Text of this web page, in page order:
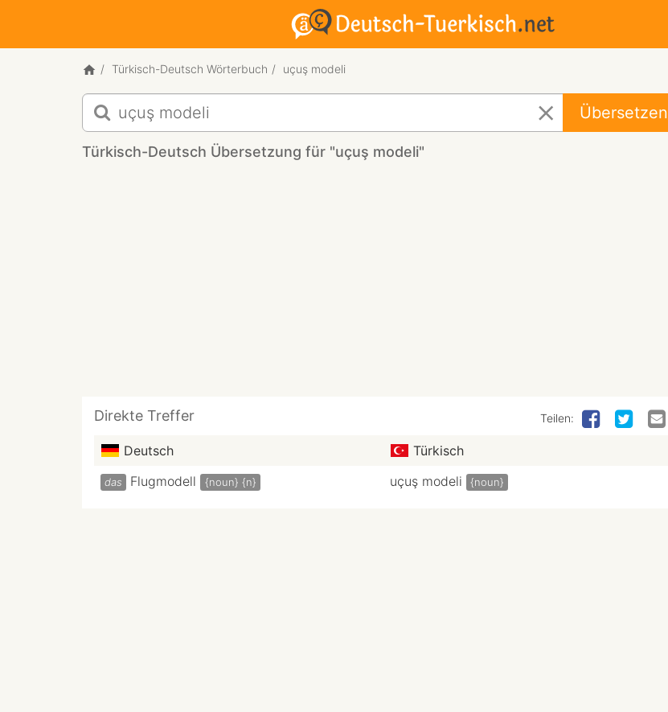
Türkisch-Deutsch Wörterbuch uçuş modeli
Türkisch-
Deutsch
Übersetzung
für
Übersetzen
Türkisch-Deutsch Übersetzung für "uçuş modeli"
Direkte Treffer Teilen:
Deutsch Türkisch
das Flugmodell {noun} {n} uçuş modeli {noun}